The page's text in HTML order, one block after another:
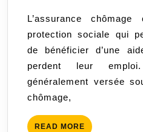
les
L’assurance
protection sociale qui
de bénéficier d’une
perdent leur
généralement versée
chômage,
READ MORE READ